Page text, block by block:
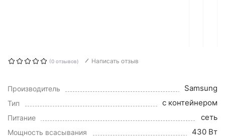
(0 отзывов) Написать отзыв
Производитель Samsung
Тип с контейнером
Питание сеть
Мощность всасывания 430 Вт